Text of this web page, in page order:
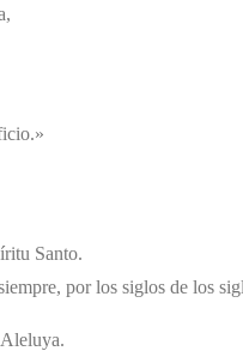
Santo.
por los siglos de los